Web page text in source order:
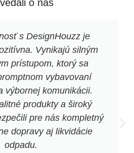
o nás
s DesignHouzz je
Vynikajú silným
prístupom, ktorý sa
vybavovaní
výbornej komunikácii.
produkty a široký
pre nás kompletný
dopravy aj likvidácie
odpadu.